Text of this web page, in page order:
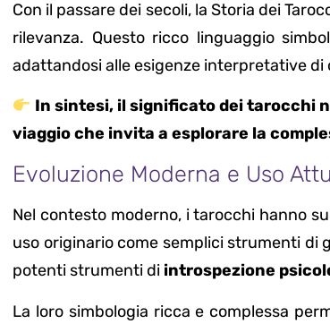
Con il passare dei secoli, la Storia dei
rilevanza. Questo ricco linguaggio
adattandosi alle esigenze interpretative di
In sintesi, il significato dei tarocchi
viaggio che invita a esplorare la
Evoluzione Moderna e Uso
Nel contesto moderno, i tarocchi hanno
uso originario come semplici strumenti di
potenti strumenti di introspezione
La loro simbologia ricca e complessa